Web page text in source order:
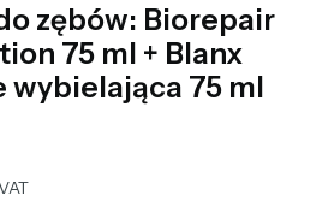
zębów: Biorepair
75 ml + Blanx
75 ml